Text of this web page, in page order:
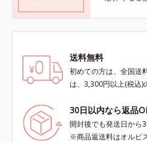
送料無料
初めての方は、全国送
は、3,300円以上(税込)
30日以内なら返品
開封後でも発送日から
※商品返送料はオルビ